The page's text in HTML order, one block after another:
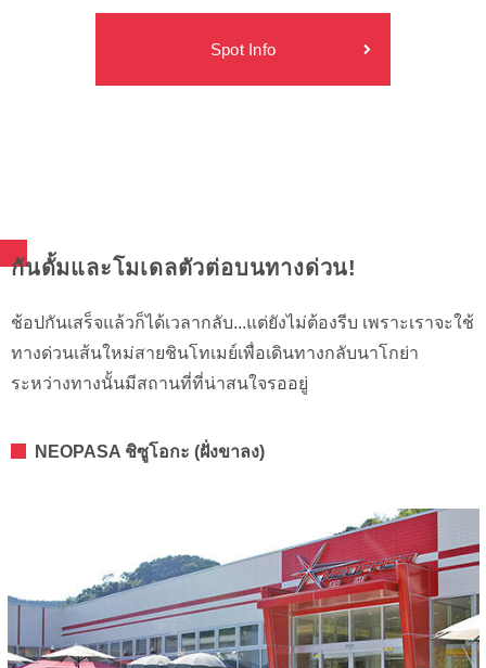
Spot Info
กันดั้มและโมเดลตัวต่อบนทางด่วน!
ช้อปกันเสร็จแล้วก็ได้เวลากลับ...แต่ยังไม่ต้องรีบ เพราะเราจะใช้
ทางด่วนเส้นใหม่สายชินโทเมย์เพื่อเดินทางกลับนาโกย่า
ระหว่างทางนั้นมีสถานที่ที่น่าสนใจรออยู่
NEOPASA ชิซูโอกะ (ฝั่งขาลง)